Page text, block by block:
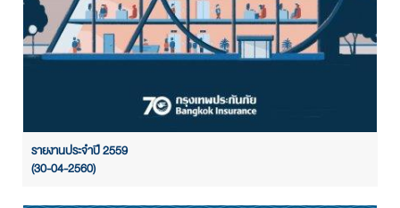
รายงานประจำปี 2559
(30-04-2560)